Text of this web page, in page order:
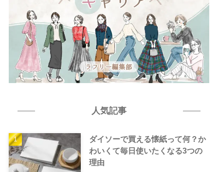
人気記事
ダイソーで買える懐紙って何？か
わいくて毎日使いたくなる3つの
理由